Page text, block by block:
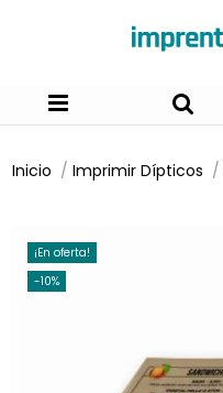
Inicio Imprimir Dípticos
¡En oferta!
-10%